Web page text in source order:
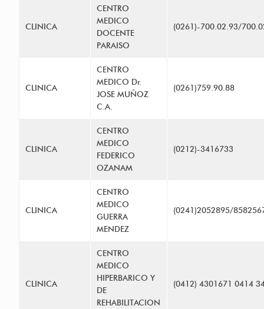
CLINICA
CENTRO
MEDICO
DOCENTE
PARAISO
(0261)-700.02.93/
CLINICA
CENTRO
MEDICO Dr.
JOSE MUÑOZ
C.A.
(0261)759.90.88
CLINICA
CENTRO
MEDICO
FEDERICO
OZANAM
(0212)-3416733
CLINICA
CENTRO
MEDICO
GUERRA
MENDEZ
(0241)2052895/
CLINICA
CENTRO
MEDICO
HIPERBARICO Y
DE
REHABILITACION
(0412) 4301671 0414